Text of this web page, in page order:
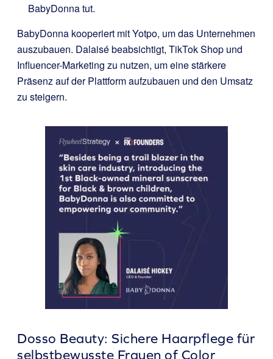
BabyDonna tut.
BabyDonna kooperiert mit Yotpo, um das Unternehmen
auszubauen. Dalaisé beabsichtigt, TikTok Shop und
Influencer-Marketing zu nutzen, um eine stärkere
Präsenz auf der Plattform aufzubauen und den Umsatz
zu steigern.
Dosso Beauty: Sichere Haarpflege für
selbstbewusste Frauen of Color